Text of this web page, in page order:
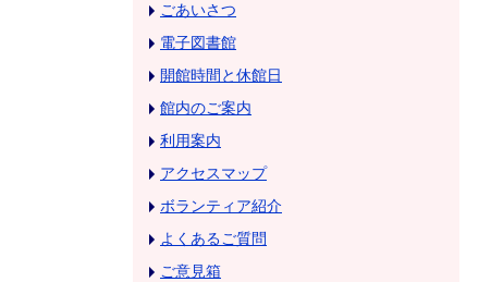
ごあいさつ
電子図書館
開館時間と休館日
館内のご案内
利用案内
アクセスマップ
ボランティア紹介
よくあるご質問
ご意見箱